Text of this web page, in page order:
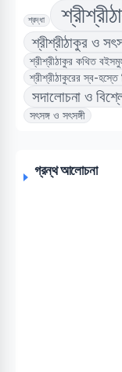
শ্রদ্ধা
শ্রীশ্রীঠাকুর ও
শ্রীশ্রীঠাকুর কথিত
শ্রীশ্রীঠাকুরের স্ব-
সদালোচনা ও
সৎসঙ্গ ও সৎসঙ্গী
গ্রন্থ আলোচনা